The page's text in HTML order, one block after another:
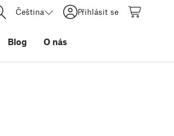
Čeština Přihlásit se
Blog O nás